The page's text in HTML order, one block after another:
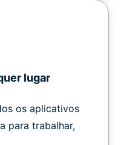
lugar
os aplicativos
para trabalhar,